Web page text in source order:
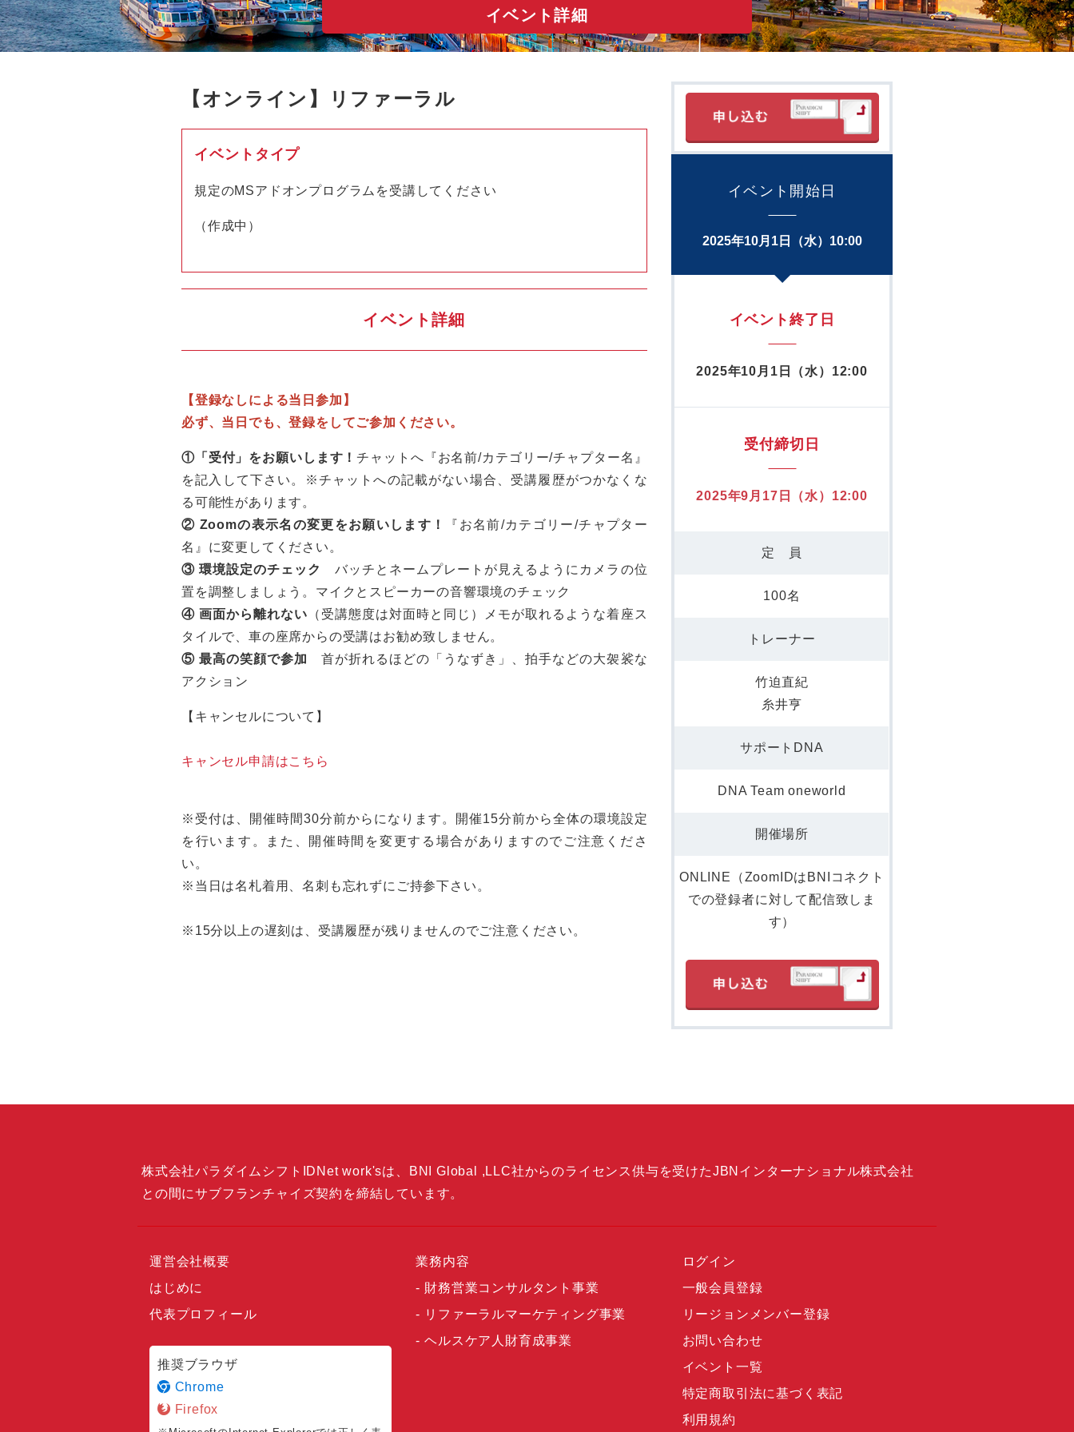
イベント詳細
【オンライン】リファーラル
イベントタイプ
規定のMSアドオンプログラムを受講してください
（作成中）
イベント詳細
【登録なしによる当日参加】
必ず、当日でも、登録をしてご参加ください。
①「受付」をお願いします！チャットへ『お名前/カテゴリー/チャプター名』
を記入して下さい。※チャットへの記載がない場合、受講履歴がつかなくな
る可能性があります。
② Zoomの表示名の変更をお願いします！
『お名前/カテゴリー/チャプター
名』に変更してください。
③ 環境設定のチェックバッチとネームプレートが見えるようにカメラの位
置を調整しましょう。マイクとスピーカーの音響環境のチェック
④ 画面から離れない （受講態度は対面時と同じ）メモが取れるような着座ス
タイルで、車の座席からの受講はお勧め致しません。
⑤ 最高の笑顔で参加首が折れるほどの「うなずき」、拍手などの大袈裟な
アクション
【キャンセルについて】
キャンセル申請はこちら
※受付は、開催時間30分前からになります。開催15分前から全体の環境設定
を行います。また、開催時間を変更する場合がありますのでご注意くださ
い。
※当日は名札着用、名刺も忘れずにご持参下さい。
※15分以上の遅刻は、受講履歴が残りませんのでご注意ください。
イベント開始日
2025年10月1日（水）10:00
イベント終了日
2025年10月1日（水）12:00
受付締切日
2025年9月17日（水）12:00
定 員
100名
トレーナー
竹迫直紀
糸井亨
サポートDNA
DNA Team oneworld
開催場所
ONLINE（ZoomIDはBNIコネクト
での登録者に対して配信致しま
す）
株式会社パラダイムシフトIDNet work'sは、BNI Global ,LLC社からのライセンス供与を受けたJBNインターナショナル株式会社
との間にサブフランチャイズ契約を締結しています。
運営会社概要
はじめに
代表プロフィール
推奨ブラウザ
Chrome
Firefox
業務内容
財務営業コンサルタント事業
リファーラルマーケティング事業
ヘルスケア人財育成事業
ログイン
一般会員登録
リージョンメンバー登録
お問い合わせ
イベント一覧
特定商取引法に基づく表記
利用規約